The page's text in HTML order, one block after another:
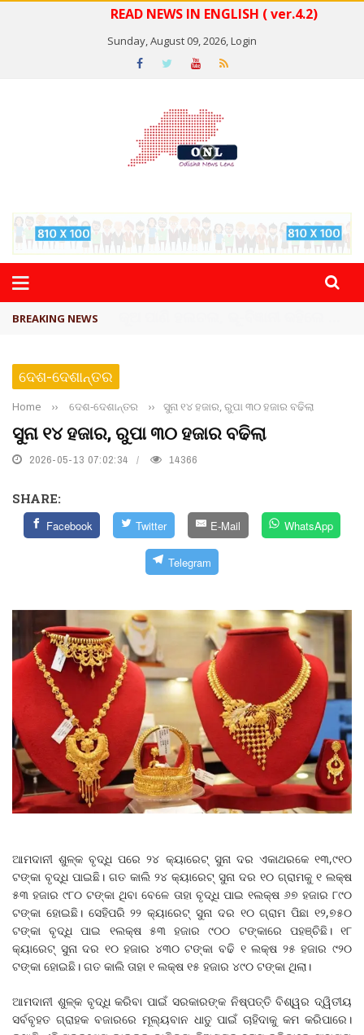
READ NEWS IN ENGLISH ( ver.4.2)
Sunday, August 09, 2026,Login
BREAKING NEWS
ଦେଶ-ଦେଶାନ୍ତର
Home ›› ଦେଶ-ଦେଶାନ୍ତର ›› ସୁନା ୧୪ ହଜାର, ରୁପା ୩୦ ହଜାର ବଢିଲା
ସୁନା ୧୪ ହଜାର, ରୁପା ୩୦ ହଜାର ବଢିଲା
2026-05-13 07:02:34 14366
SHARE:
Facebook Twitter E-Mail WhatsApp
Telegram
ଆମଦାନୀ ଶୁଳ୍କ ବୃଦ୍ଧି ପରେ ୨୪ କ୍ୟାରେଟ୍‌ ସୁନା ଦର ଏକାଥରକେ ୧୩,୯୧୦
ଟଙ୍କା ବୃଦ୍ଧି ପାଇଛି। ଗତ କାଲି ୨୪ କ୍ୟାରେଟ୍ ସୁନା ଦର ୧୦ ଗ୍ରାମକୁ ୧ ଲକ୍ଷ
୫୩ ହଜାର ୯୮୦ ଟଙ୍କା ଥିବା ବେଳେ ତାହା ବୃଦ୍ଧି ପାଇ ୧ଲକ୍ଷ ୬୭ ହଜାର ୮୯୦
ଟଙ୍କା ହୋଇଛି। ସେହିପରି ୨୨ କ୍ୟାରେଟ୍‌ ସୁନା ଦର ୧୦ ଗ୍ରାମ ପିଛା ୧୨,୭୫୦
ଟଙ୍କା ବୃଦ୍ଧି ପାଇ ୧ଲକ୍ଷ ୫୩ ହଜାର ୯୦୦ ଟଙ୍କାରେ ପହଞ୍ଚିଛି। ୧୮
କ୍ୟାରେଟ୍ ସୁନା ଦର ୧୦ ହଜାର ୪୩୦ ଟଙ୍କା ବଢି ୧ ଲକ୍ଷ ୨୫ ହଜାର ୯୨୦
ଟଙ୍କା ହୋଇଛି। ଗତ କାଲି ତାହା ୧ ଲକ୍ଷ ୧୫ ହଜାର ୪୯୦ ଟଙ୍କା ଥିଲା।
ଆମଦାନୀ ଶୁଳ୍କ ବୃଦ୍ଧି କରିବା ପାଇଁ ସରକାରଙ୍କ ନିଷ୍ପତ୍ତି ବିଶ୍ୱର ଦ୍ୱିତୀୟ
ସର୍ବବୃହତ ଗ୍ରାହକ ବଜାରରେ ମୂଲ୍ୟବାନ ଧାତୁ ପାଇଁ ଚାହିଦାକୁ କମ କରିପାରେ।